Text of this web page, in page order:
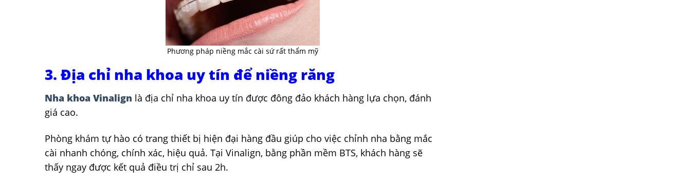
Phương pháp niềng mắc cài sứ rất thẩm mỹ
3. Địa chỉ nha khoa uy tín để niềng răng
Nha khoa Vinalign là địa chỉ nha khoa uy tín được đông đảo khách hàng lựa chọn, đánh
giá cao.
Phòng khám tự hào có trang thiết bị hiện đại hàng đầu giúp cho việc chỉnh nha bằng mắc
cài nhanh chóng, chính xác, hiệu quả. Tại Vinalign, bằng phần mềm BTS, khách hàng sẽ
thấy ngay được kết quả điều trị chỉ sau 2h.